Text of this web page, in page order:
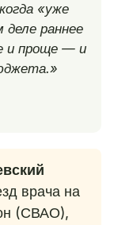
«уже
раннее
и проще — и
врача на
(СВАО),